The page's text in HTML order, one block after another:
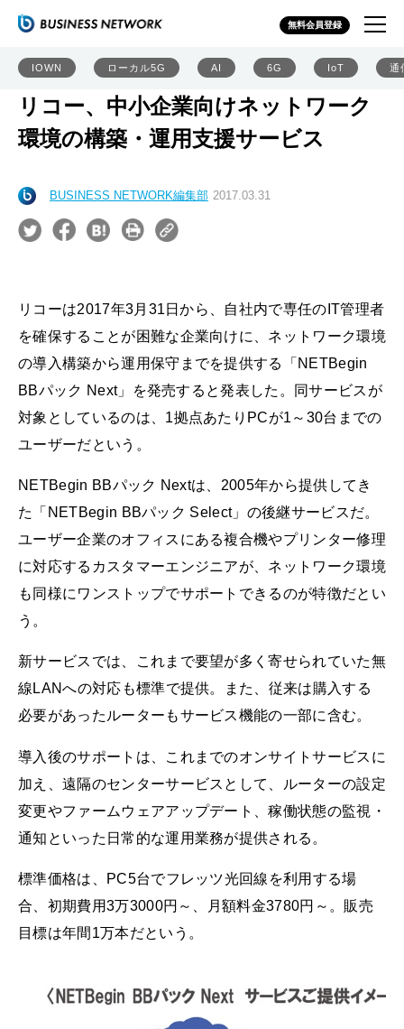
無料会員登録
IOWN ローカル5G AI 6G IoT 通
リコー、中小企業向けネットワーク
環境の構築・運用支援サービス
BUSINESS NETWORK編集部 2017.03.31
リコーは2017年3月31日から、自社内で専任のIT管理者
を確保することが困難な企業向けに、ネットワーク環境
の導入構築から運用保守までを提供する「NETBegin
BBパック Next」を発売すると発表した。同サービスが
対象としているのは、1拠点あたりPCが1～30台までの
ユーザーだという。
NETBegin BBパック Nextは、2005年から提供してき
た「NETBegin BBパック Select」の後継サービスだ。
ユーザー企業のオフィスにある複合機やプリンター修理
に対応するカスタマーエンジニアが、ネットワーク環境
も同様にワンストップでサポートできるのが特徴だとい
う。
新サービスでは、これまで要望が多く寄せられていた無
線LANへの対応も標準で提供。また、従来は購入する
必要があったルーターもサービス機能の一部に含む。
導入後のサポートは、これまでのオンサイトサービスに
加え、遠隔のセンターサービスとして、ルーターの設定
変更やファームウェアアップデート、稼働状態の監視・
通知といった日常的な運用業務が提供される。
標準価格は、PC5台でフレッツ光回線を利用する場
合、初期費用3万3000円～、月額料金3780円～。販売
目標は年間1万本だという。